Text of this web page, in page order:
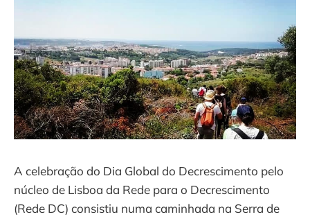
A celebração do Dia Global do Decrescimento pelo
núcleo de Lisboa da Rede para o Decrescimento
(Rede DC) consistiu numa caminhada na Serra de